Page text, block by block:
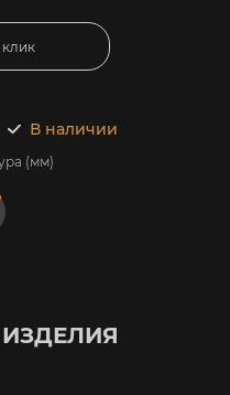
В наличии
(мм)
клик